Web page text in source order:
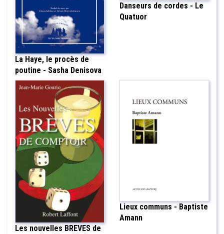
La Haye, le procès de
poutine - Sasha Denisova
Danseurs de cordes - Le
Quatuor
Les nouvelles BREVES de
Lieux communs - Baptiste
Amann